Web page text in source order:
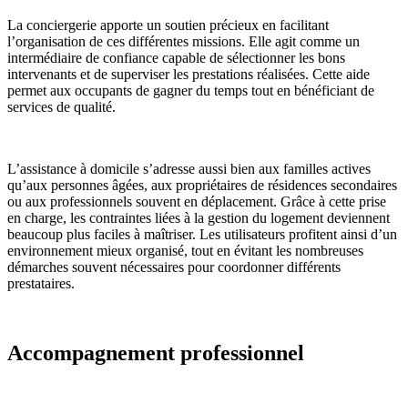
La conciergerie apporte un soutien précieux en facilitant
l’organisation de ces différentes missions. Elle agit comme un
intermédiaire de confiance capable de sélectionner les bons
intervenants et de superviser les prestations réalisées. Cette aide
permet aux occupants de gagner du temps tout en bénéficiant de
services de qualité.
L’assistance à domicile s’adresse aussi bien aux familles actives
qu’aux personnes âgées, aux propriétaires de résidences secondaires
ou aux professionnels souvent en déplacement. Grâce à cette prise
en charge, les contraintes liées à la gestion du logement deviennent
beaucoup plus faciles à maîtriser. Les utilisateurs profitent ainsi d’un
environnement mieux organisé, tout en évitant les nombreuses
démarches souvent nécessaires pour coordonner différents
prestataires.
Accompagnement professionnel